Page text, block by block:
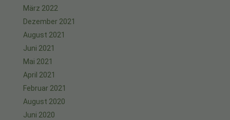
März 2022
Dezember 2021
August 2021
Juni 2021
Mai 2021
April 2021
Februar 2021
August 2020
Juni 2020